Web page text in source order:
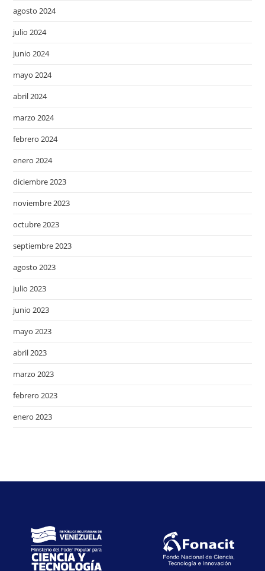
agosto 2024
julio 2024
junio 2024
mayo 2024
abril 2024
marzo 2024
febrero 2024
enero 2024
diciembre 2023
noviembre 2023
octubre 2023
septiembre 2023
agosto 2023
julio 2023
junio 2023
mayo 2023
abril 2023
marzo 2023
febrero 2023
enero 2023